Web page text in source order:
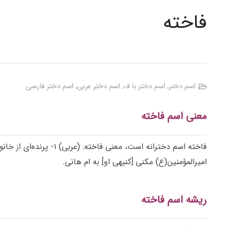
فاخته
اسم دختر, اسم دختر با ف, اسم دختر عربی, اسم دختر فارسی
معنی اسم فاخته
امیرالمؤمنین(ع) مکنی [کنیهی او] به ام هانی.
ریشه اسم فاخته